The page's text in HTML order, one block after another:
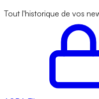
Tout l'historique de vos